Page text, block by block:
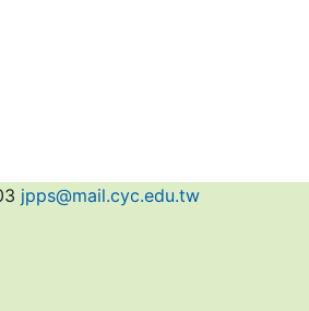
jpps@mail.cyc.edu.tw